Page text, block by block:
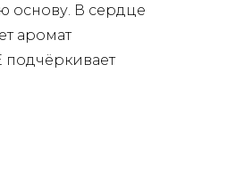
основу. В сердце
аромат
подчёркивает